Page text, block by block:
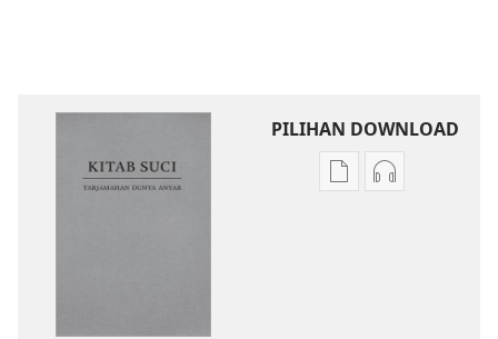
PILIHAN DOWNLOAD
PilihanPilihan